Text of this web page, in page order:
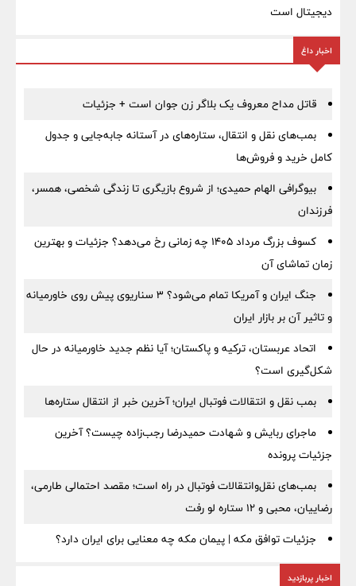
دیجیتال است
اخبار داغ
قاتل مداح معروف یک بلاگر زن جوان است + جزئیات
بمب‌های نقل و انتقال، ستاره‌های در آستانه جابه‌جایی و جدول
کامل خرید و فروش‌ها
بیوگرافی الهام حمیدی؛ از شروع بازیگری تا زندگی شخصی، همسر،
فرزندان
کسوف بزرگ مرداد ۱۴۰۵ چه زمانی رخ می‌دهد؟ جزئیات و بهترین
زمان تماشای آن
جنگ ایران و آمریکا تمام می‌شود؟ ۳ سناریوی پیش روی خاورمیانه
و تاثیر آن بر بازار ایران
اتحاد عربستان، ترکیه و پاکستان؛ آیا نظم جدید خاورمیانه در حال
شکل‌گیری است؟
بمب نقل‌ و انتقالات فوتبال ایران؛ آخرین خبر از انتقال ستاره‌ها
ماجرای ربایش و شهادت حمیدرضا رجب‌زاده چیست؟ آخرین
جزئیات پرونده
بمب‌های نقل‌وانتقالات فوتبال در راه است؛ مقصد احتمالی طارمی،
رضاییان، محبی و ۱۲ ستاره لو رفت
جزئیات توافق مکه | پیمان مکه چه معنایی برای ایران دارد؟
اخبار پربازدید